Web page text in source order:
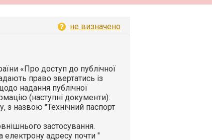
не визначено
«Про доступ до публічної
право звертатись із
надання публічної
(наступні документи):
з назвою "Технічний паспорт
застосування.
електрону адресу почти "